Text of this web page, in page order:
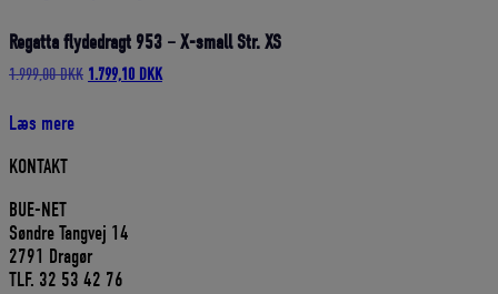
Regatta flydedragt 953 – X-small Str. XS
1.999,00DKK Den
1.799,10 DKKDen
Læs mere
KONTAKT
BUE-NET
Søndre Tangvej 14
2791 Dragør
TLF. 32 53 42 76